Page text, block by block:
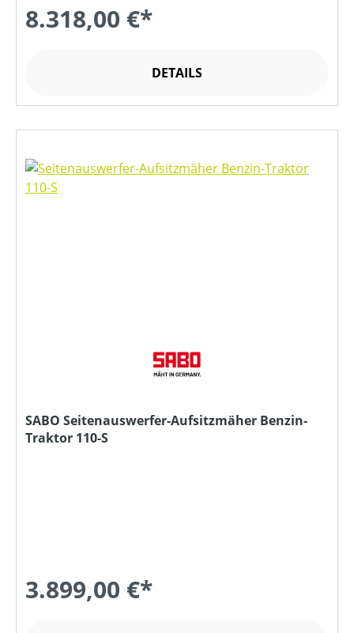
8.318,00 €*
DETAILS
SABO Seitenauswerfer-Aufsitzmäher Benzin-
Traktor 110-S
3.899,00 €*